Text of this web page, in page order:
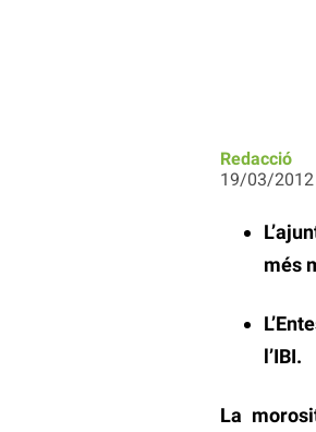
Redacció
19/03/2012
més
l’IBI.
La